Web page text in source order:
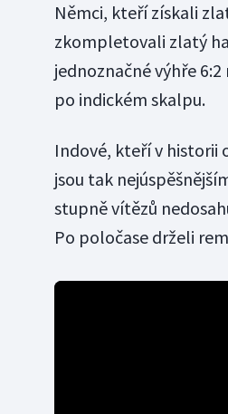
Němci, kteří získali
zkompletovali zlatý
jednoznačné výhře
po indickém skalpu.
Indové, kteří v historii
jsou tak
stupně vítězů
Po poločase drželi